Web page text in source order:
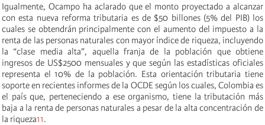
Igualmente, Ocampo ha aclarado que el monto proyectado a alcanzar
con esta nueva reforma tributaria es de $50 billones (5% del PIB) los
cuales se obtendrán principalmente con el aumento del impuesto a la
renta de las personas naturales con mayor índice de riqueza, incluyendo
la “clase media alta”, aquella franja de la población que obtiene
ingresos de US$2500 mensuales y que según las estadísticas oficiales
representa el 10% de la población. Esta orientación tributaria tiene
soporte en recientes informes de la OCDE según los cuales, Colombia es
el país que, perteneciendo a ese organismo, tiene la tributación más
baja a la renta de personas naturales a pesar de la alta concentración de
la riqueza11.